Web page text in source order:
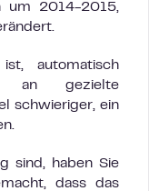
um 2014-2015,
automatisch
an gezielte
schwieriger, ein
sind, haben Sie
dass das